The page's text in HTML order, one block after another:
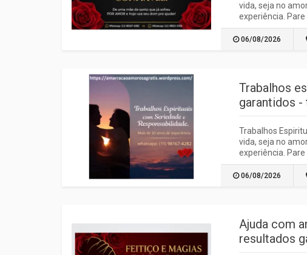
vida, seja no
experiência. Pare
06/08/2026
Trabalhos
garantidos
Trabalhos
vida, seja no
experiência. Pare
06/08/2026
Ajuda com
resultados